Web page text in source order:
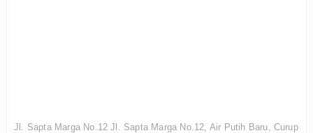
Jl. Sapta Marga No.12 Jl. Sapta Marga No.12, Air Putih Baru, Curup